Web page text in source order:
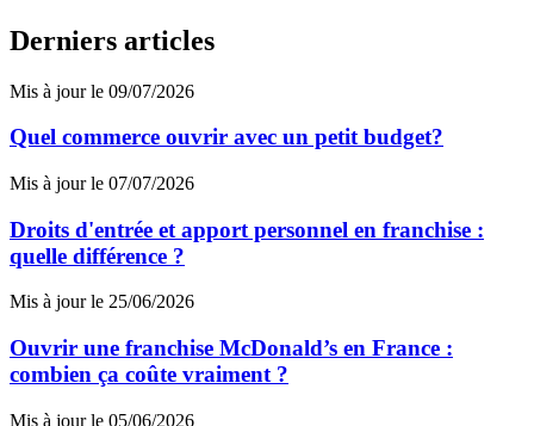
Derniers articles
Mis à jour le 09/07/2026
Quel commerce ouvrir avec un petit budget?
Mis à jour le 07/07/2026
Droits d'entrée et apport personnel en franchise :
quelle différence ?
Mis à jour le 25/06/2026
Ouvrir une franchise McDonald’s en France :
combien ça coûte vraiment ?
Mis à jour le 05/06/2026